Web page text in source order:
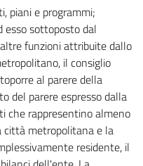
piani e programmi;
sottoposto dal
funzioni attribuite dallo
il consiglio
al parere della
del parere espresso dalla
che rappresentino almeno
città metropolitana e la
residente, il